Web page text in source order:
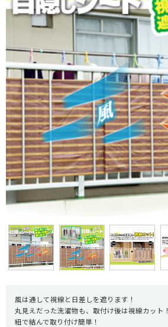
風は通して視線と日差しを遮ります！
丸見えだった洗濯物も、取付け後は視線カット！
紐で結んで取り付け簡単！